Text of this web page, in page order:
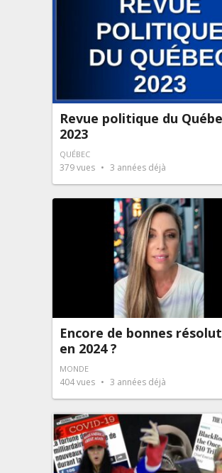
Revue politique du
2023
QUÉBEC
379vues 3 années déjà
Encore de bonnes
en 2024 ?
MONDE
404vues 3 années déjà